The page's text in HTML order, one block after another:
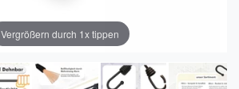
Vergrößern durch 1x tippen